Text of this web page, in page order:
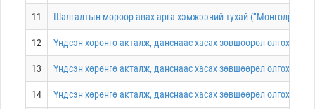
11 Шалгалтын мөрөөр авах арга хэмжээний тухай
12 Үндсэн хөрөнгө акталж, данснаас хасах зөвшөөрөл олгох
13 Үндсэн хөрөнгө акталж, данснаас хасах зөвшөөрөл олгох
14 Үндсэн хөрөнгө акталж, данснаас хасах зөвшөөрөл олгох